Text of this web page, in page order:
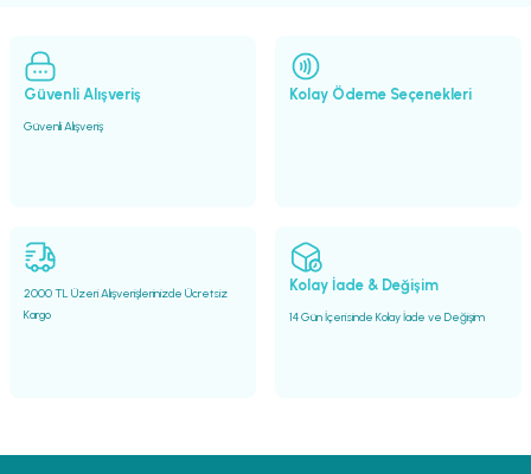
Ürün bilgilerinde hatalar bulunuyor.
Ürün fiyatı diğer sitelerden daha pahalı.
Bu ürüne benzer farklı alternatifler olmalı.
Deneyimini Paylaş
Güvenli Alışveriş
Güvenli Alışveriş
Kolay Ödeme Seçenekleri
2000 TL Üzeri Alışverişlerinizde Ücretsiz
Kargo
Kolay İade & Değişim
14 Gün İçerisinde Kolay İade ve Değişim